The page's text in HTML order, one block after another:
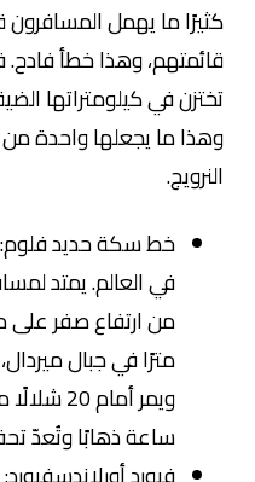
كثيرًا ما يهمل
قائمتهم، وهذا خطأ فادح.
تختزن في كيلومتراتها
وهذا ما يجعلها واحدة
النرويج.
مترًا في جبال
ويمر
ساعة ذهابًا وتُعدّ